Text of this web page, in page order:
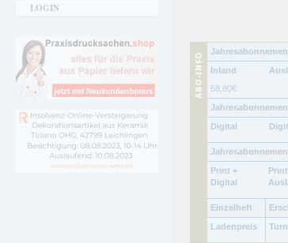
Inland
58,80€
Digital
Print +
Digital
Einzelheft
Ladenpreis
LOGIN